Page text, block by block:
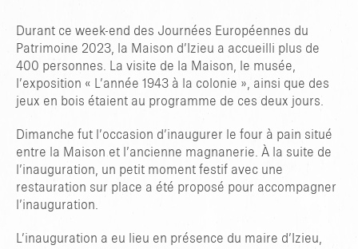
Durant ce week-end des Journées Européennes du
Patrimoine 2023, la Maison d’Izieu a accueilli plus de
400 personnes. La visite de la Maison, le musée,
l’exposition « L’année 1943 à la colonie », ainsi que des
jeux en bois étaient au programme de ces deux jours.
Dimanche fut l’occasion d’inaugurer le four à pain situé
entre la Maison et l’ancienne magnanerie. À la suite de
l’inauguration, un petit moment festif avec une
restauration sur place a été proposé pour accompagner
l’inauguration.
L’inauguration a eu lieu en présence du maire d’Izieu,